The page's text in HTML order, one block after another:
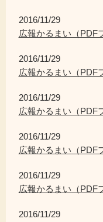
2016/11/29
広報かるまい（PDF
2016/11/29
広報かるまい（PDF
2016/11/29
広報かるまい（PDF
2016/11/29
広報かるまい（PDF
2016/11/29
広報かるまい（PDF
2016/11/29